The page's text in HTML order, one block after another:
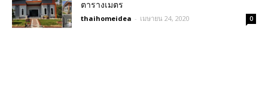
ตารางเมตร
thaihomeidea - เมษายน 24, 2020 0